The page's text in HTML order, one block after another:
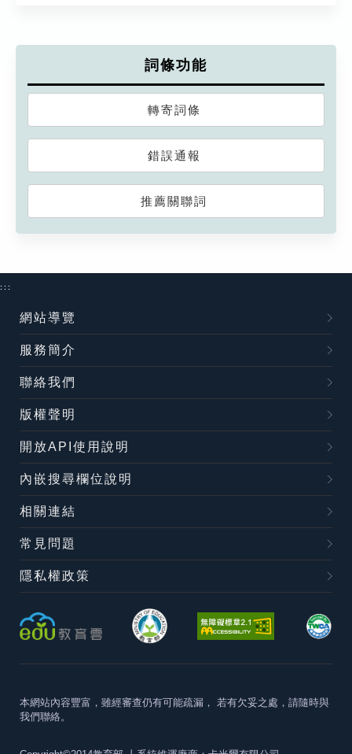
詞條功能
轉寄詞條
錯誤通報
推薦關聯詞
:::
網站導覽
服務簡介
聯絡我們
版權聲明
開放API使用說明
內嵌搜尋欄位說明
相關連結
常見問題
隱私權政策
本網站內容豐富，雖經審查仍有可能疏漏， 若有欠妥之處，請隨時與
我們聯絡。